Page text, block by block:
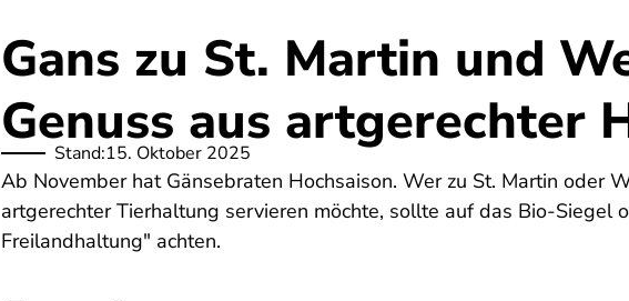
Gans zu St. Martin und
Genuss aus artgerechter
Stand:15. Oktober 2025
Ab November hat Gänsebraten Hochsaison. Wer zu St. Martin oder
artgerechter Tierhaltung servieren möchte, sollte auf das Bio-Siegel
Freilandhaltung" achten.